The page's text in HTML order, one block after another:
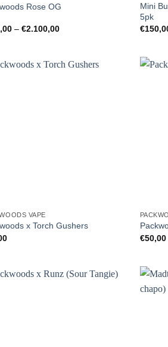
Rose OG
–€2.100,00Preisspanne:
Mini
5pk
€
VAPE
x Torch Gushers
€50,00